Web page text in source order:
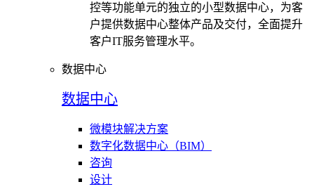
控等功能单元的独立的小型数据中心，为客
户提供数据中心整体产品及交付，全面提升
客户IT服务管理水平。
数据中心
数据中心
微模块解决方案
数字化数据中心（BIM）
咨询
设计